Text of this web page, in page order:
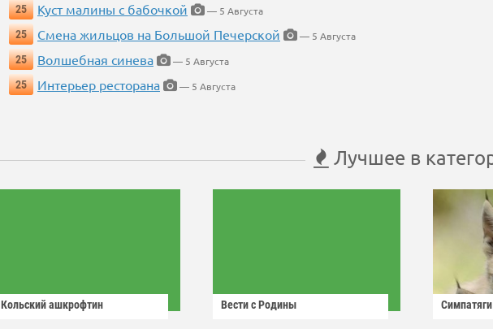
25
Куст малины с бабочкой
— 5 Августа
25
Смена жильцов на Большой Печерской
— 5 Августа
25
Волшебная синева
— 5 Августа
25
Интерьер ресторана — 5 Августа
Лучшее в
Кольский ашкрофтин Вести с Родины Симпатяги